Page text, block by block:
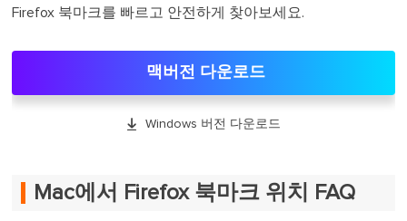
Firefox 북마크를 빠르고 안전하게 찾아보세요.
맥버전 다운로드
 Windows 버전 다운로드
Mac에서 Firefox 북마크 위치 FAQ